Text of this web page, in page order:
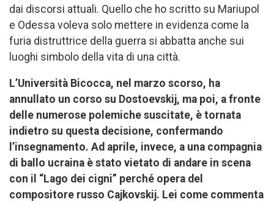
dai discorsi attuali. Quello che ho scritto su Mariupol
e Odessa voleva solo mettere in evidenza come la
furia distruttrice della guerra si abbatta anche sui
luoghi simbolo della vita di una città.
L’Università Bicocca, nel marzo scorso, ha
annullato un corso su Dostoevskij, ma poi, a fronte
delle numerose polemiche suscitate, è tornata
indietro su questa decisione, confermando
l’insegnamento. Ad aprile, invece, a una compagnia
di ballo ucraina è stato vietato di andare in scena
con il “Lago dei cigni” perché opera del
compositore russo Cajkovskij. Lei come commenta